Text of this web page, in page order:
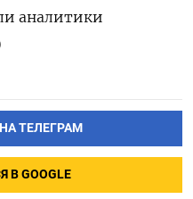
аналитики
ТЕЛЕГРАМ
GOOGLE